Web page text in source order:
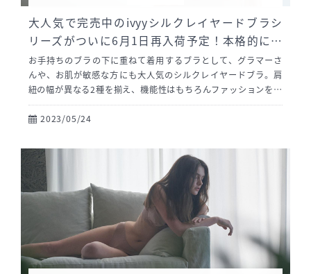
大人気で完売中のivyyシルクレイヤードブラシ
リーズがついに6月1日再入荷予定！本格的に暑
くなる前のこの時期にゲットして、今年の夏を
乗り切ろう！
お手持ちのブラの下に重ねて着用するブラとして、グラマーさ
んや、お肌が敏感な方にも大人気のシルクレイヤードブラ。肩
紐の幅が異なる2種を揃え、機能性はもちろんファッションを楽
しむように、ブラとの合わせを楽しんでいただけます。シルク1
00%で嬉しい効果もたくさん。気になっている方は、ぜひこの
2023/05/24